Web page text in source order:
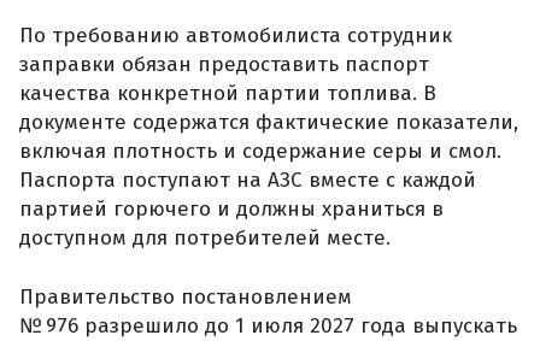
По требованию автомобилиста сотрудник
заправки обязан предоставить паспорт
качества конкретной партии топлива. В
документе содержатся фактические показатели,
включая плотность и содержание серы и смол.
Паспорта поступают на АЗС вместе с каждой
партией горючего и должны храниться в
доступном для потребителей месте.
Правительство постановлением
№ 976 разрешило до 1 июля 2027 года выпускать